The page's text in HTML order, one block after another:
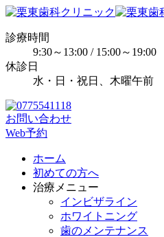
診療時間
9:30～13:00 / 15:00～19:00
休診日
水・日・祝日、木曜午前
お問い合わせ
Web予約
ホーム
初めての方へ
治療メニュー
インビザライン
ホワイトニング
歯のメンテナンス